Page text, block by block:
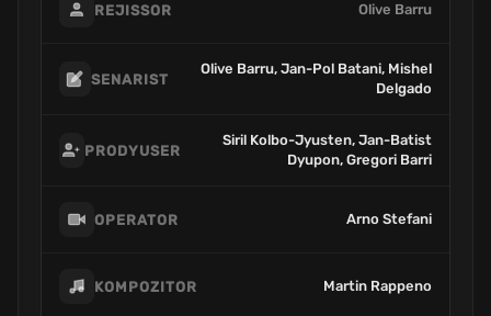
REJISSOR Olive Barru
SENARIST
Olive Barru, Jan-Pol Batani, Mishel
Delgado
PRODYUSER
Siril Kolbo-Jyusten, Jan-Batist
Dyupon, Gregori Barri
OPERATOR Arno Stefani
KOMPOZITOR Martin Rappeno